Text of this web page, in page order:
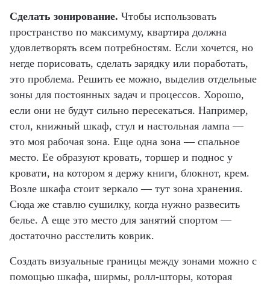
Сделать зонирование. Чтобы использовать
пространство по максимуму, квартира должна
удовлетворять всем потребностям. Если хочется, но
негде порисовать, сделать зарядку или поработать,
это проблема. Решить ее можно, выделив отдельные
зоны для постоянных задач и процессов. Хорошо,
если они не будут сильно пересекаться. Например,
стол, книжный шкаф, стул и настольная лампа —
это моя рабочая зона. Еще одна зона — спальное
место. Ее образуют кровать, торшер и поднос у
кровати, на котором я держу книги, блокнот, крем.
Возле шкафа стоит зеркало — тут зона хранения.
Сюда же ставлю сушилку, когда нужно развесить
белье. А еще это место для занятий спортом —
достаточно расстелить коврик.
Создать визуальные границы между зонами можно с
помощью шкафа, ширмы, ролл-шторы, которая